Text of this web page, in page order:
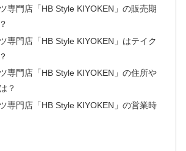
専門店「HB Style KIYOKEN」の販売期
専門店「HB Style KIYOKEN」はテイク
専門店「HB Style KIYOKEN」の住所や
？
専門店「HB Style KIYOKEN」の営業時